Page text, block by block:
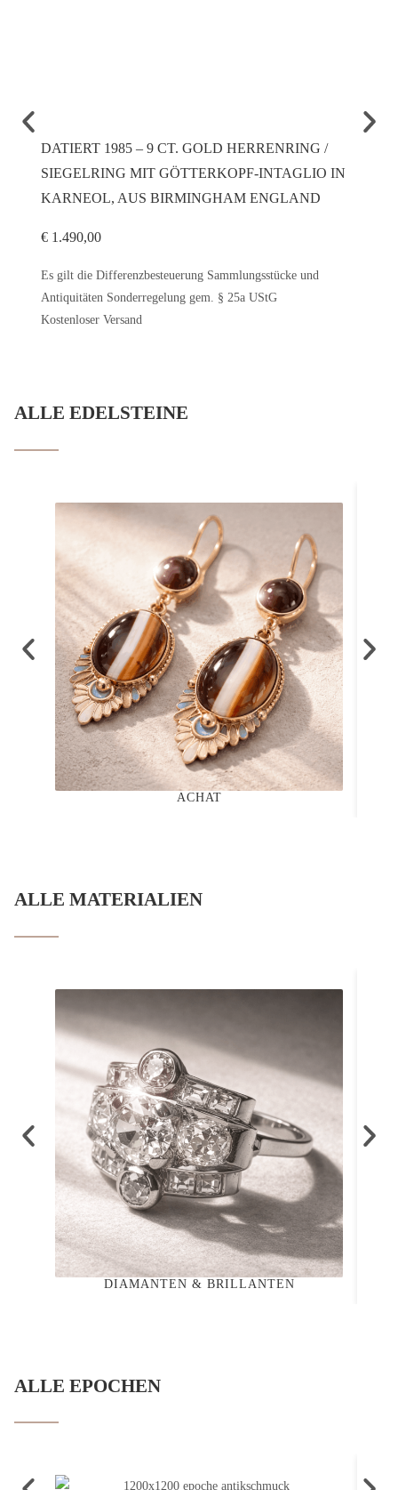
DATIERT 1985 – 9 CT. GOLD HERRENRING /
SIEGELRING MIT GÖTTERKOPF-INTAGLIO IN
KARNEOL, AUS BIRMINGHAM ENGLAND
€ 1.490,00
Es gilt die Differenzbesteuerung Sammlungsstücke und
Antiquitäten Sonderregelung gem. § 25a UStG
Kostenloser Versand
ALLE EDELSTEINE
ACHAT
ALLE MATERIALIEN
DIAMANTEN & BRILLANTEN
ALLE EPOCHEN